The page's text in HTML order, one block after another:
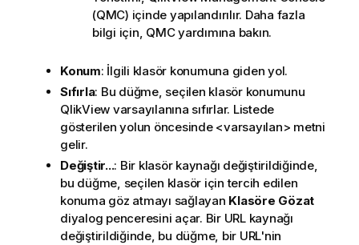
(QMC) içinde yapılandırılır. Daha fazla
bilgi için, QMC yardımına bakın.
Konum: İlgili klasör konumuna giden yol.
Sıfırla: Bu düğme, seçilen klasör konumunu
QlikView varsayılanına sıfırlar. Listede
gösterilen yolun öncesinde <varsayılan> metni
gelir.
Değiştir...: Bir klasör kaynağı değiştirildiğinde,
bu düğme, seçilen klasör için tercih edilen
konuma göz atmayı sağlayan Klasöre Gözat
diyalog penceresini açar. Bir URL kaynağı
değiştirildiğinde, bu düğme, bir URL'nin